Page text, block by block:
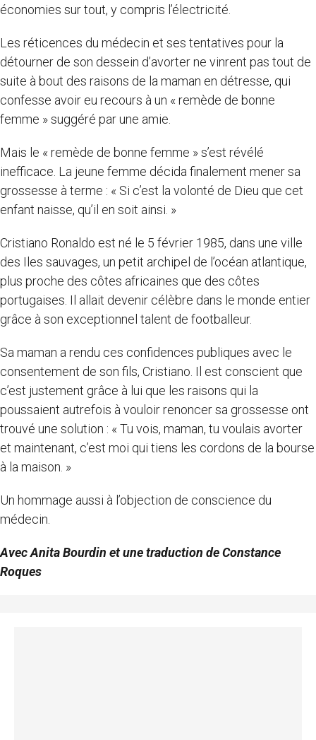
économies sur tout, y compris l’électricité.
Les réticences du médecin et ses tentatives pour la
détourner de son dessein d’avorter ne vinrent pas tout de
suite à bout des raisons de la maman en détresse, qui
confesse avoir eu recours à un « remède de bonne
femme » suggéré par une amie.
Mais le « remède de bonne femme » s’est révélé
inefficace. La jeune femme décida finalement mener sa
grossesse à terme : « Si c’est la volonté de Dieu que cet
enfant naisse, qu’il en soit ainsi. »
Cristiano Ronaldo est né le 5 février 1985, dans une ville
des Iles sauvages, un petit archipel de l’océan atlantique,
plus proche des côtes africaines que des côtes
portugaises. Il allait devenir célèbre dans le monde entier
grâce à son exceptionnel talent de footballeur.
Sa maman a rendu ces confidences publiques avec le
consentement de son fils, Cristiano. Il est conscient que
c’est justement grâce à lui que les raisons qui la
poussaient autrefois à vouloir renoncer sa grossesse ont
trouvé une solution : « Tu vois, maman, tu voulais avorter
et maintenant, c’est moi qui tiens les cordons de la bourse
à la maison. »
Un hommage aussi à l’objection de conscience du
médecin.
Avec Anita Bourdin et une traduction de Constance
Roques